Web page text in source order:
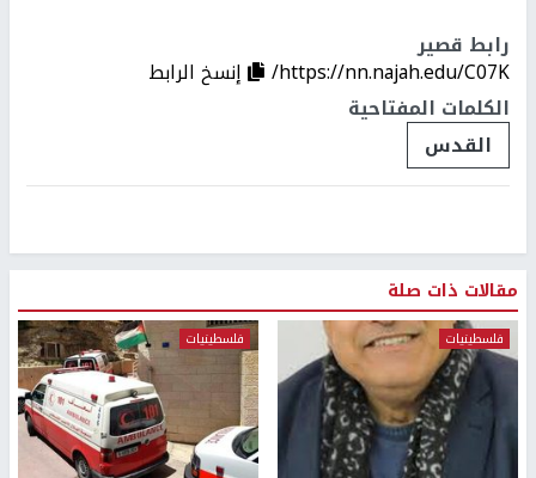
رابط قصير
https://nn.najah.edu/C07K/
إنسخ الرابط
الكلمات المفتاحية
القدس
مقالات ذات صلة
فلسطينيات فلسطينيات